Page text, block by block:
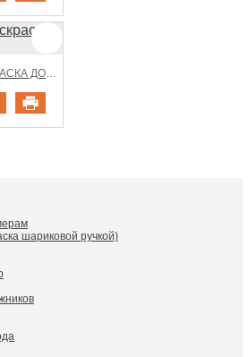
ЗАБАВНАЯ РАСКРАСКА ДОМ ВНУТРИ
шариковой ручкой)